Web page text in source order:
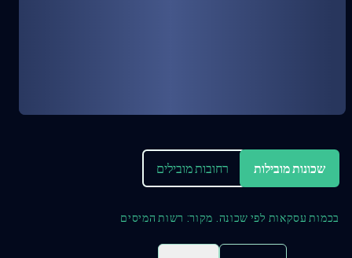
שכונות מובילות רחובות מובילים
בכמות עסקאות לפי שכונה. מקור: רשות המיסים